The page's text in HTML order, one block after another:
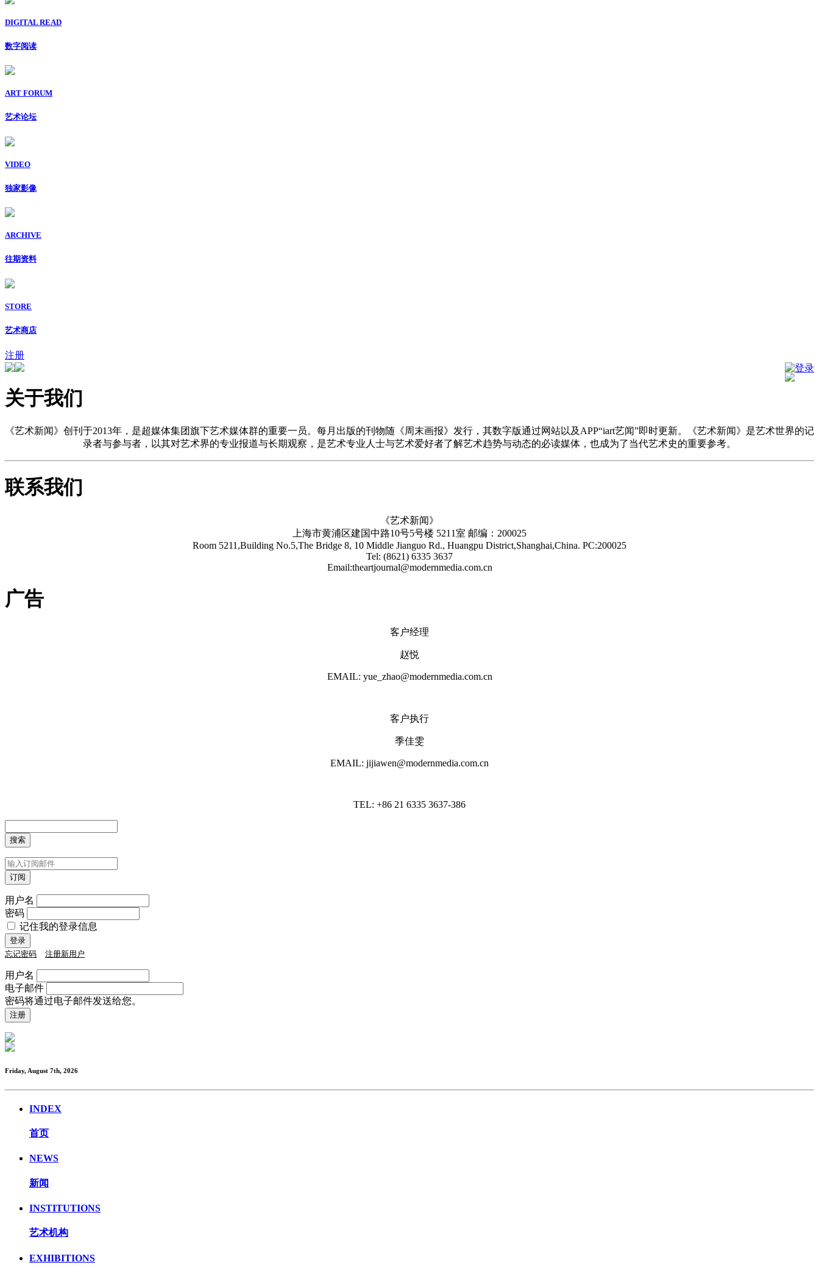
DIGITAL READ
数字阅读
ART FORUM
艺术论坛
VIDEO
独家影像
ARCHIVE
往期资料
STORE
艺术商店
注册
登录
关于我们
《艺术新闻》创刊于2013年，是超媒体集团旗下艺术媒体群的重要一员。每月出版的刊物随《周末画报》发行，其数字版通过网站以及APP“iart艺闻”即时更新。《艺术新闻》是艺术世界的记
录者与参与者，以其对艺术界的专业报道与长期观察，是艺术专业人士与艺术爱好者了解艺术趋势与动态的必读媒体，也成为了当代艺术史的重要参考。
联系我们
《艺术新闻》
上海市黄浦区建国中路10号5号楼 5211室 邮编：200025
Room 5211,Building No.5,The Bridge 8, 10 Middle Jianguo Rd., Huangpu District,Shanghai,China. PC:200025
Tel: (8621) 6335 3637
Email:theartjournal@modernmedia.com.cn
广告
客户经理
赵悦
EMAIL: yue_zhao@modernmedia.com.cn
客户执行
季佳雯
EMAIL: jijiawen@modernmedia.com.cn
TEL: +86 21 6335 3637-386
用户名
密码
记住我的登录信息
忘记密码 注册新用户
用户名
电子邮件
密码将通过电子邮件发送给您。
Friday, August 7th, 2026
INDEX
首页
NEWS
新闻
INSTITUTIONS
艺术机构
EXHIBITIONS